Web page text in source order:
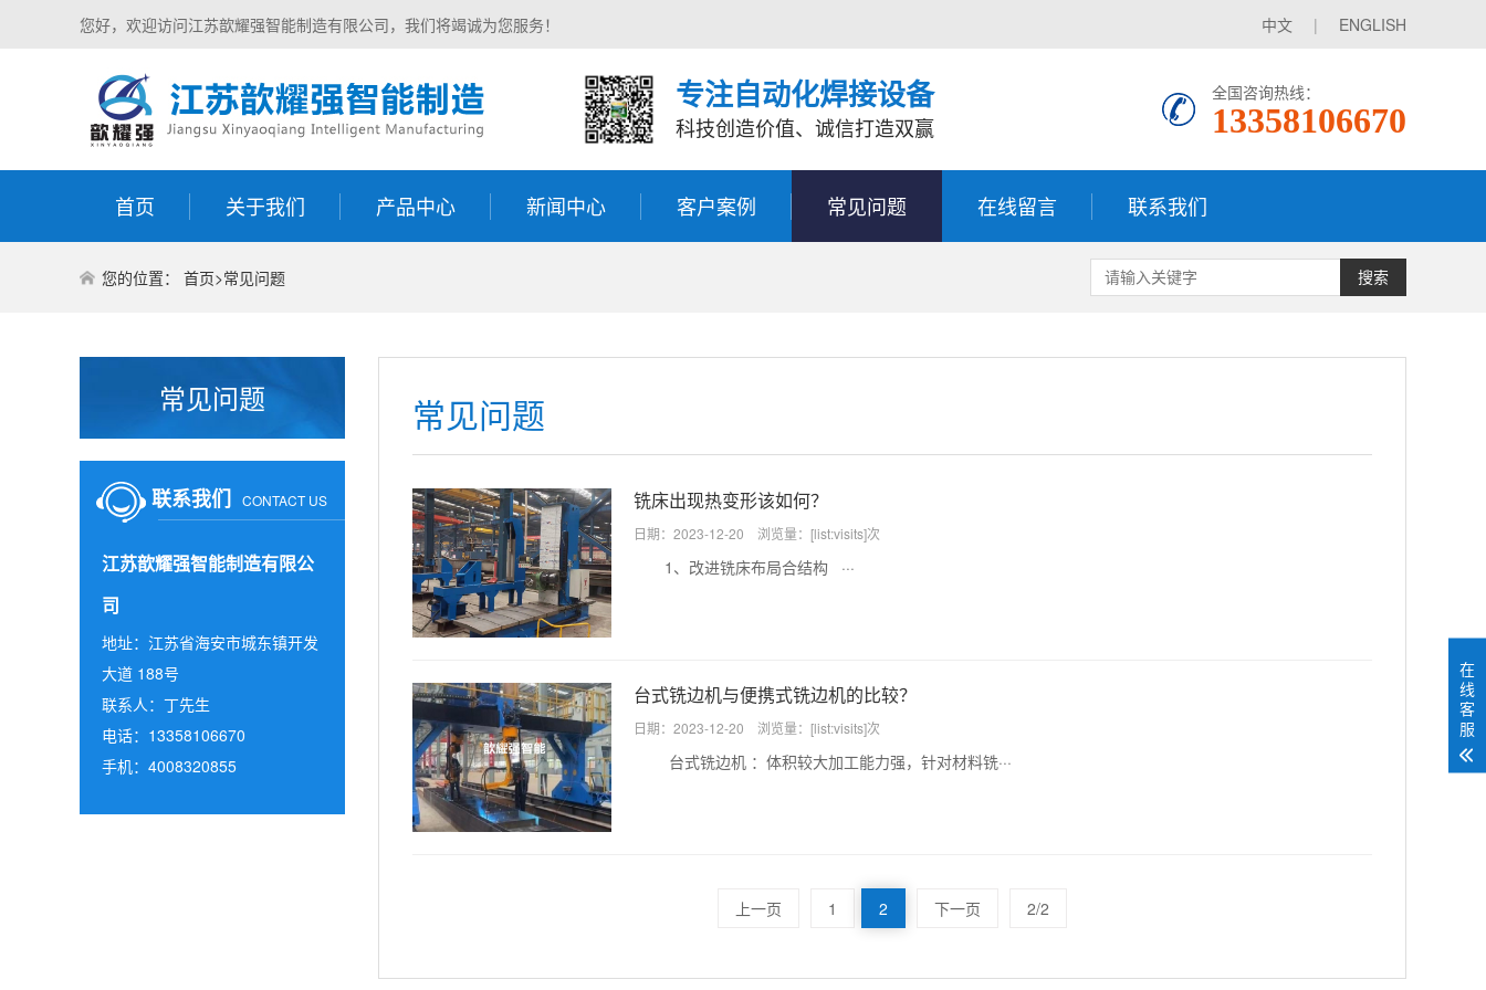
中文 | ENGLISH
您好，欢迎访问江苏歆耀强智能制造有限公司，我们将竭诚为您服务！
专注自动化焊接设备
科技创造价值、诚信打造双赢
全国咨询热线：
13358106670
首页 关于我们 产品中心 新闻中心 客户案例 常见问题 在线留言 联系我们
搜索
您的位置： 首页>常见问题
常见问题
联系我们 CONTACT US
江苏歆耀强智能制造有限公
司
地址：江苏省海安市城东镇开发
大道 188号
联系人：丁先生
电话：13358106670
手机：4008320855
常见问题
铣床出现热变形该如何？
日期：2023-12-20 浏览量：[list:visits]次
1、改进铣床布局合结构 ···
台式铣边机与便携式铣边机的比较？
日期：2023-12-20 浏览量：[list:visits]次
台式铣边机 ：体积较大加工能力强，针对材料铣···
上一页 1 2 下一页 2/2
在
线
客
服